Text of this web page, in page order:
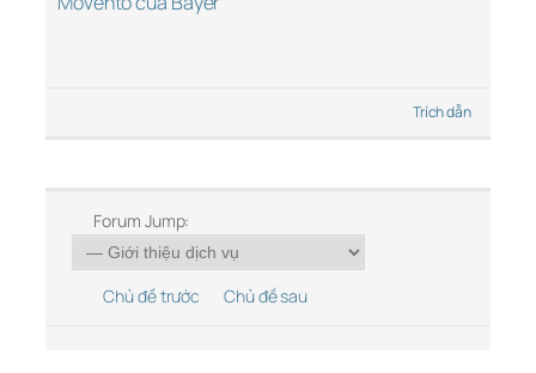
Trích dẫn
Forum Jump:
Chủ đề trước Chủ đề sau